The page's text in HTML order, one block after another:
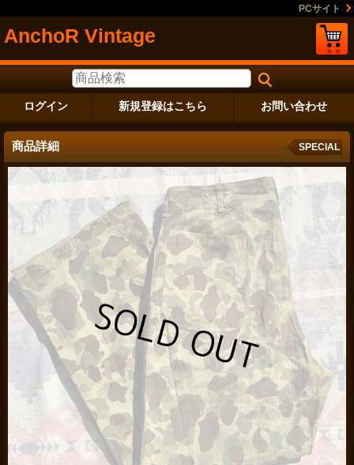
PCサイト
AnchoR Vintage
ログイン 新規登録はこちら お問い合わせ
商品詳細 SPECIAL